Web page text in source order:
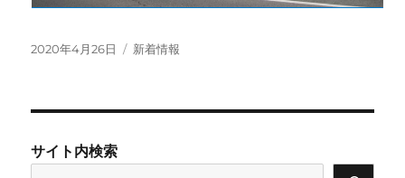
投
2020年4月26日
カ
新着情報
サイト内検索